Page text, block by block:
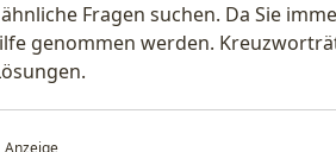
Fragen suchen. Da Sie
genommen werden.